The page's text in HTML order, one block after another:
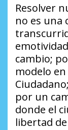
Resolver
no es una
cambio;
modelo
por un
donde el
libertad